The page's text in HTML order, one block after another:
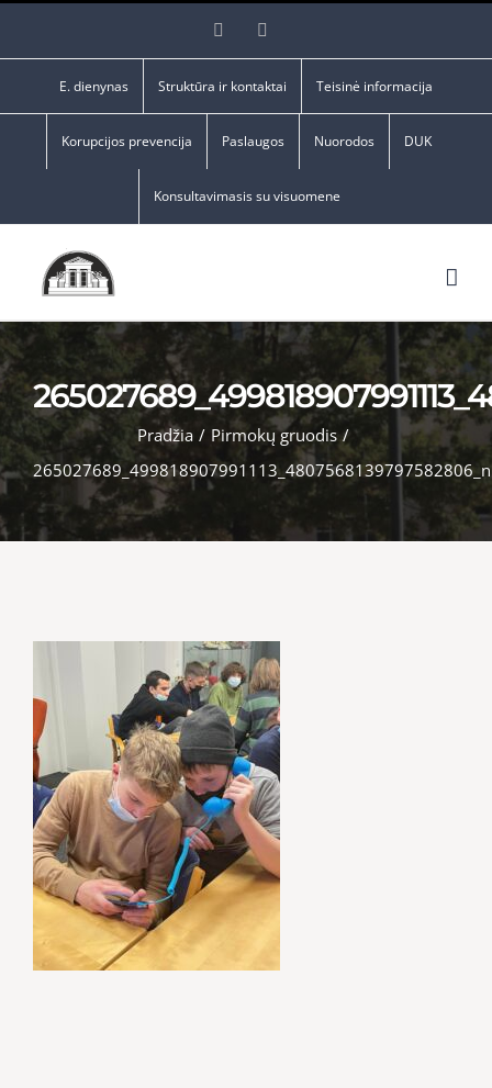
Facebook
E. dienynas Struktūra ir kontaktai Teisinė informacija
Korupcijos prevencija Paslaugos Nuorodos DUK
Konsultavimasis su visuomene
Pradžia / Pirmokų gruodis /
265027689_499818907991113_4807568139797582806_n